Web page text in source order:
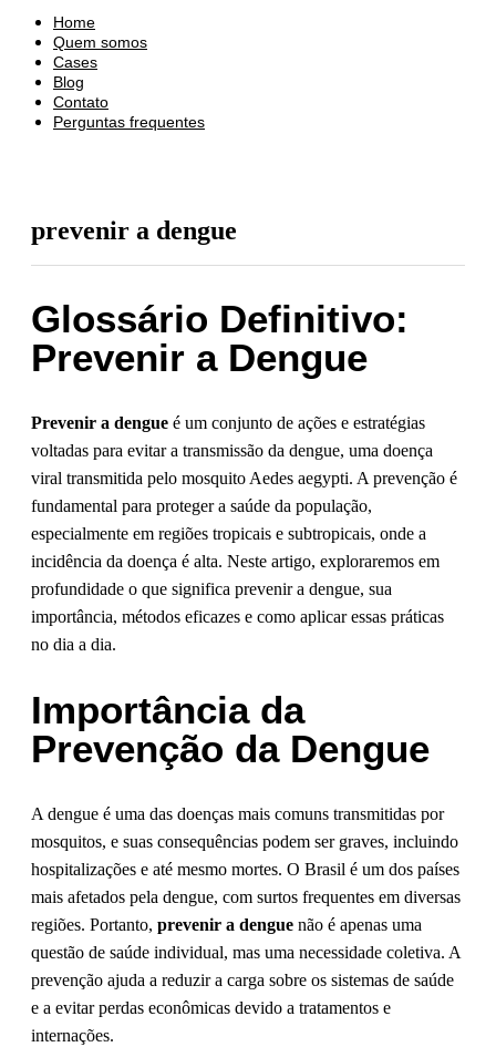
Home
Quem somos
Cases
Blog
Contato
Perguntas frequentes
prevenir a dengue
Glossário Definitivo:
Prevenir a Dengue
Prevenir a dengue é um conjunto de ações e estratégias
voltadas para evitar a transmissão da dengue, uma doença
viral transmitida pelo mosquito Aedes aegypti. A prevenção é
fundamental para proteger a saúde da população,
especialmente em regiões tropicais e subtropicais, onde a
incidência da doença é alta. Neste artigo, exploraremos em
profundidade o que significa prevenir a dengue, sua
importância, métodos eficazes e como aplicar essas práticas
no dia a dia.
Importância da
Prevenção da Dengue
A dengue é uma das doenças mais comuns transmitidas por
mosquitos, e suas consequências podem ser graves, incluindo
hospitalizações e até mesmo mortes. O Brasil é um dos países
mais afetados pela dengue, com surtos frequentes em diversas
regiões. Portanto, prevenir a dengue não é apenas uma
questão de saúde individual, mas uma necessidade coletiva. A
prevenção ajuda a reduzir a carga sobre os sistemas de saúde
e a evitar perdas econômicas devido a tratamentos e
internações.